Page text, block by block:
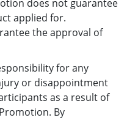
does not guarantee
applied for.
the approval of
for any
or disappointment
as a result of
By